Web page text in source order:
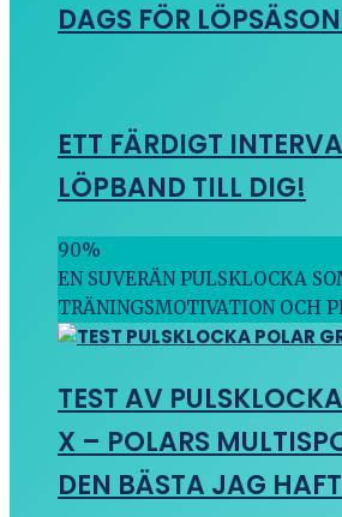
DAGS FÖR
ETT FÄRDIGT
LÖPBAND TILL DIG!
90%
EN SUVERÄN PULSKLOCKA
TRÄNINGSMOTIVATION OCH
TEST AV
X – POLARS
DEN BÄSTA JAG